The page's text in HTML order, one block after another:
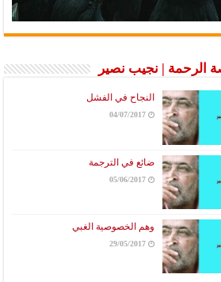
الرحمة | نجيب نصير
النجاح في الفشل
04/07/2017
ضائع في الترجمة
05/06/2017
وهم الخصوصية الغبي
29/05/2017